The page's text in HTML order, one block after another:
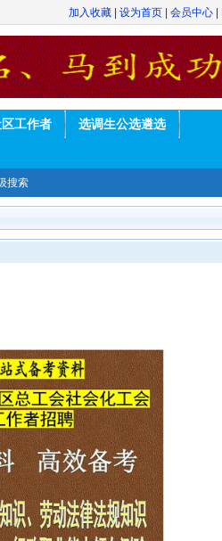
加入收藏 设为首页 会员中心
工作者 选调生公选遴选
搜索